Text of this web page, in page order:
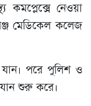
কমপ্লেক্সে নেওয়া
মেডিকেল কলেজ
পরে পুলিশ ও
শুরু করে।